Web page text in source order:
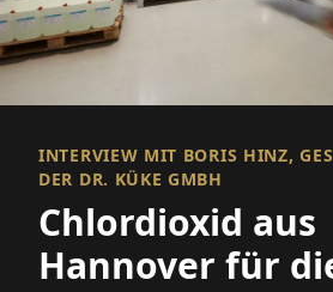
INTERVIEW MIT BORIS HINZ,
DER DR. KÜKE GMBH
Chlordioxid aus
Hannover für